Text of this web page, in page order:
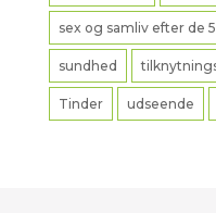
sex og samliv efter de
sundhed
Tinder udseende